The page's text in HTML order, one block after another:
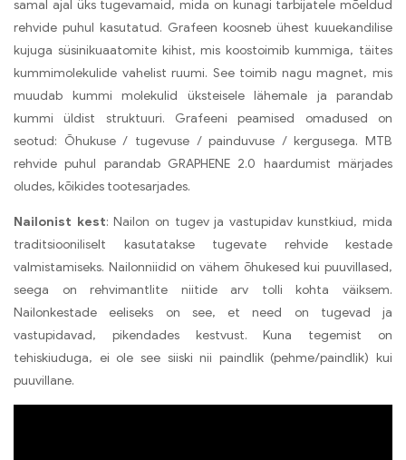
samal ajal üks tugevamaid, mida on kunagi tarbijatele mõeldud
rehvide puhul kasutatud. Grafeen koosneb ühest kuuekandilise
kujuga süsinikuaatomite kihist, mis koostoimib kummiga, täites
kummimolekulide vahelist ruumi. See toimib nagu magnet, mis
muudab kummi molekulid üksteisele lähemale ja parandab
kummi üldist struktuuri. Grafeeni peamised omadused on
seotud: Õhukuse / tugevuse / painduvuse / kergusega. MTB
rehvide puhul parandab GRAPHENE 2.0 haardumist märjades
oludes, kõikides tootesarjades.
Nailonist kest: Nailon on tugev ja vastupidav kunstkiud, mida
traditsiooniliselt kasutatakse tugevate rehvide kestade
valmistamiseks. Nailonniidid on vähem õhukesed kui puuvillased,
seega on rehvimantlite niitide arv tolli kohta väiksem.
Nailonkestade eeliseks on see, et need on tugevad ja
vastupidavad, pikendades kestvust. Kuna tegemist on
tehiskiuduga, ei ole see siiski nii paindlik (pehme/paindlik) kui
puuvillane.